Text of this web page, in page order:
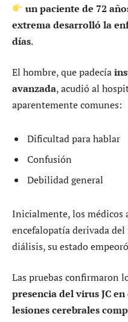
un paciente de 72
extrema desarrolló la
días.
El hombre, que padecía
avanzada, acudió al
aparentemente comunes:
Dificultad para hablar
Confusión
Debilidad general
Inicialmente, los médicos
encefalopatía derivada
diálisis, su estado
Las pruebas confirmaron
presencia del virus JC
lesiones cerebrales